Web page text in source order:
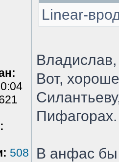
508
Linear-
Вот,
Пифагорах.
В анфас бы